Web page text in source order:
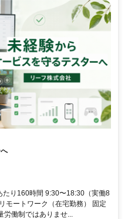
たり160時間 9:30〜18:30（実働8
モートワーク（在宅勤務） 固定
労働制ではありませ...